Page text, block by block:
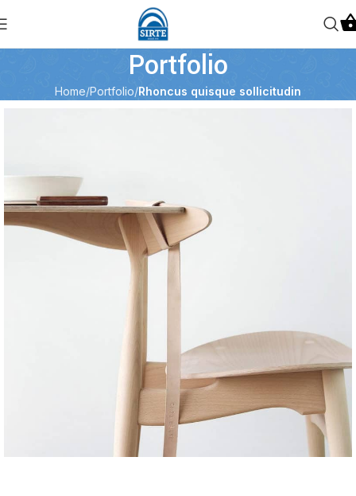
Portfolio
Home Portfolio Rhoncus quisque sollicitudin